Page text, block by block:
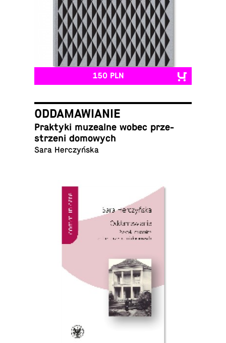
150 PLN
ODDAMAWIANIE
Prak­ty­ki mu­ze­al­ne wobec prze­
strze­ni domowych
Sara Herczyńska